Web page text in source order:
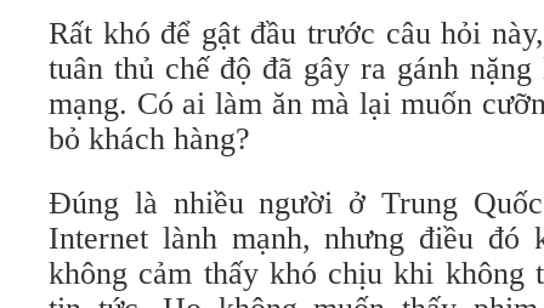
Rất khó để gật đầu trước câu hỏi
tuân thủ chế độ đã gây ra gánh
mạng. Có ai làm ăn mà lại muốn
bỏ khách hàng?
Đúng là nhiều người ở Trung
Internet lành mạnh, nhưng điều đó
không cảm thấy khó chịu khi không